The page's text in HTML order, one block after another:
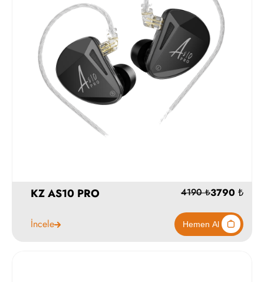
KZ AS10 PRO
İncele